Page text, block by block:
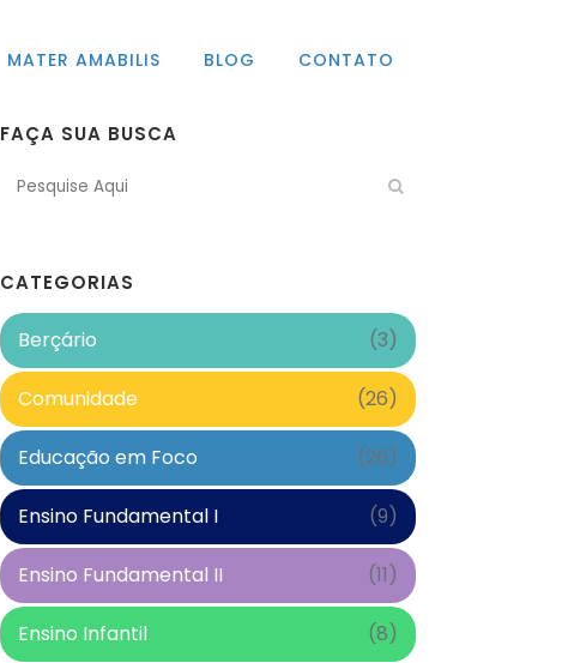
MATER AMABILIS BLOG CONTATO
FAÇA SUA BUSCA
CATEGORIAS
Berçário (3)
Comunidade (26)
Educação em Foco (26)
Ensino Fundamental I (9)
Ensino Fundamental II (11)
Ensino Infantil (8)